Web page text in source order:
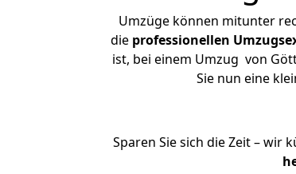
Umzüge können mitunter
die professionellen
ist, bei einem Umzug von
Sie nun eine
Sparen Sie sich die Zeit – wir